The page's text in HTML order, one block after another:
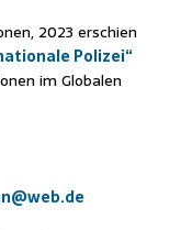
2023 erschien
Polizei“
im Globalen